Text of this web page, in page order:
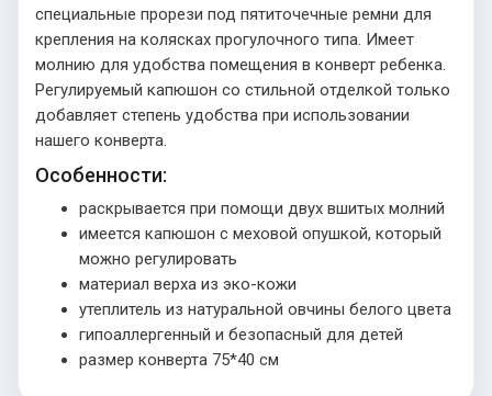
специальные прорези под пятиточечные ремни для
крепления на колясках прогулочного типа. Имеет
молнию для удобства помещения в конверт ребенка.
Регулируемый капюшон со стильной отделкой только
добавляет степень удобства при использовании
нашего конверта.
Особенности:
раскрывается при помощи двух вшитых молний
имеется капюшон с меховой опушкой, который
можно регулировать
материал верха из эко-кожи
утеплитель из натуральной овчины белого цвета
гипоаллергенный и безопасный для детей
размер конверта 75*40 см